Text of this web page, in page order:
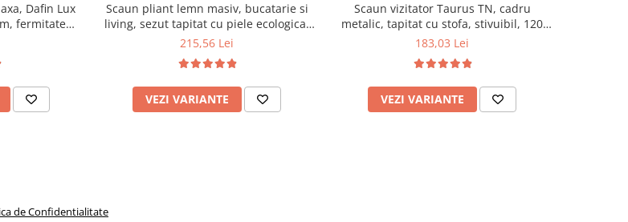
Dafin Lux
fermitate
Bonell, fata
Scaun pliant lemn masiv, bucatarie si
living, sezut tapitat cu piele ecologica,
100 kg, cires
215,56 Lei
VEZI VARIANTE
Scaun vizitator Taurus TN, cadru
metalic, tapitat cu stofa, stivuibil, 120
kg, negru
183,03 Lei
VEZI VARIANTE
de Confidentialitate